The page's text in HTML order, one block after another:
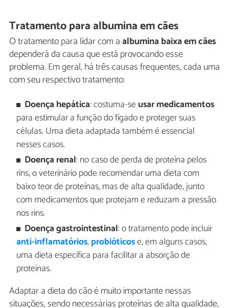
Tratamento para albumina em cães
O tratamento para lidar com aalbumina baixa em cães
dependerá da causa que está provocando esse
problema. Em geral, há três causas frequentes, cada uma
com seu respectivo tratamento:
Doença hepática: costuma-se usar medicamentos
para estimular a função do fígado e proteger suas
células. Uma dieta adaptada também é essencial
nesses casos.
Doença renal: no caso de perda de proteína pelos
rins, o veterinário pode recomendar uma dieta com
baixo teor de proteínas, mas de alta qualidade, junto
com medicamentos que protejam e reduzam a pressão
nos rins.
Doença gastrointestinal: o tratamento pode incluir
anti-inflamatórios,probióticose, em alguns casos,
uma dieta específica para facilitar a absorção de
proteínas.
Adaptar a dieta do cão é muito importante nessas
situações, sendo necessárias proteínas de alta qualidade,